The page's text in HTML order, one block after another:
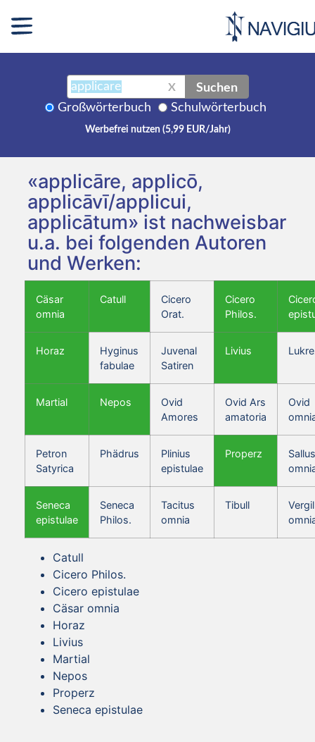
X Suchen
Großwörterbuch Schulwörterbuch
Werbefrei nutzen (5,99 EUR/Jahr)
«applicāre, applicō,
applicāvī/applicui,
applicātum» ist nachweisbar
u.a. bei folgenden Autoren
und Werken:
Cäsar
omnia
Catull
Cicero
Orat.
Cicero
Philos.
Horaz
Hyginus
fabulae
Juvenal
Satiren
Livius
Martial Nepos
Ovid
Amores
Ovid Ars
amatoria
Ovid
Petron
Satyrica
Phädrus
Plinius
epistulae
Properz
Seneca
epistulae
Seneca
Philos.
Tacitus
omnia
Tibull
Vergil
Catull
Cicero Philos.
Cicero epistulae
Cäsar omnia
Horaz
Livius
Martial
Nepos
Properz
Seneca epistulae